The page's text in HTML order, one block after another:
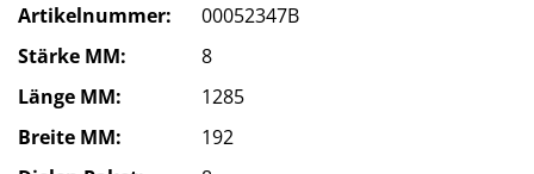
Artikelnummer
00052347B
Stärke MM
8
Länge MM
1285
Breite MM
192